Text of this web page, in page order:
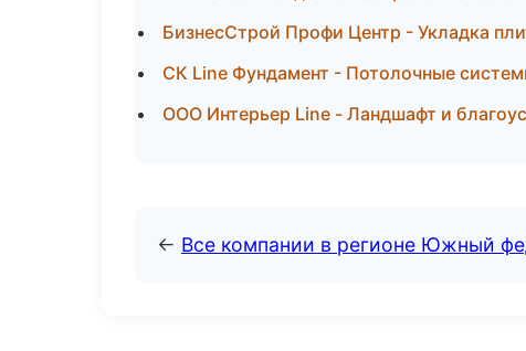
БизнесСтрой Профи Центр - Укладка
СК Line Фундамент - Потолочные
ООО Интерьер Line - Ландшафт и
← Все компании в регионе Южный